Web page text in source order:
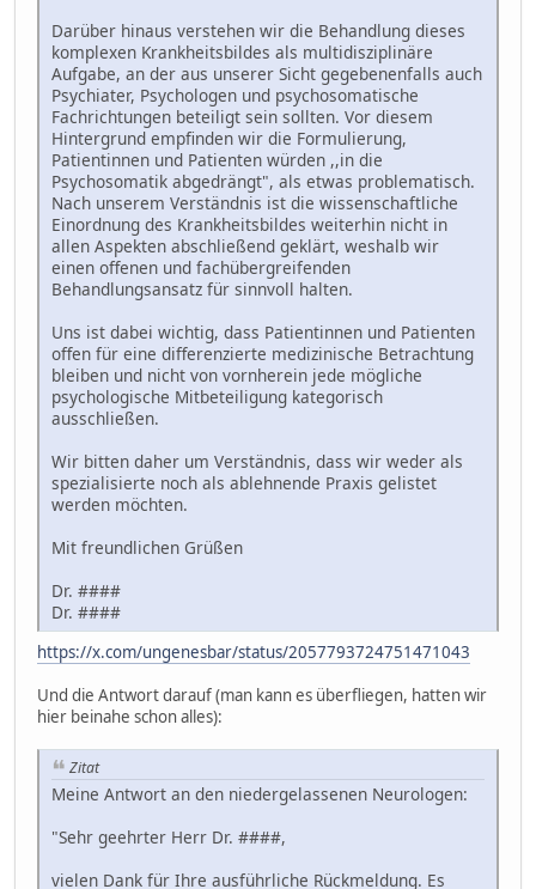
Darüber hinaus verstehen wir die Behandlung dieses
komplexen Krankheitsbildes als multidisziplinäre
Aufgabe, an der aus unserer Sicht gegebenenfalls auch
Psychiater, Psychologen und psychosomatische
Fachrichtungen beteiligt sein sollten. Vor diesem
Hintergrund empfinden wir die Formulierung,
Patientinnen und Patienten würden ,,in die
Psychosomatik abgedrängt", als etwas problematisch.
Nach unserem Verständnis ist die wissenschaftliche
Einordnung des Krankheitsbildes weiterhin nicht in
allen Aspekten abschließend geklärt, weshalb wir
einen offenen und fachübergreifenden
Behandlungsansatz für sinnvoll halten.
Uns ist dabei wichtig, dass Patientinnen und Patienten
offen für eine differenzierte medizinische Betrachtung
bleiben und nicht von vornherein jede mögliche
psychologische Mitbeteiligung kategorisch
ausschließen.
Wir bitten daher um Verständnis, dass wir weder als
spezialisierte noch als ablehnende Praxis gelistet
werden möchten.
Mit freundlichen Grüßen
Dr. ####
Dr. ####
https://x.com/ungenesbar/status/2057793724751471043
Und die Antwort darauf (man kann es überfliegen, hatten wir
hier beinahe schon alles):
Zitat
Meine Antwort an den niedergelassenen Neurologen:
"Sehr geehrter Herr Dr. ####,
vielen Dank für Ihre ausführliche Rückmeldung. Es